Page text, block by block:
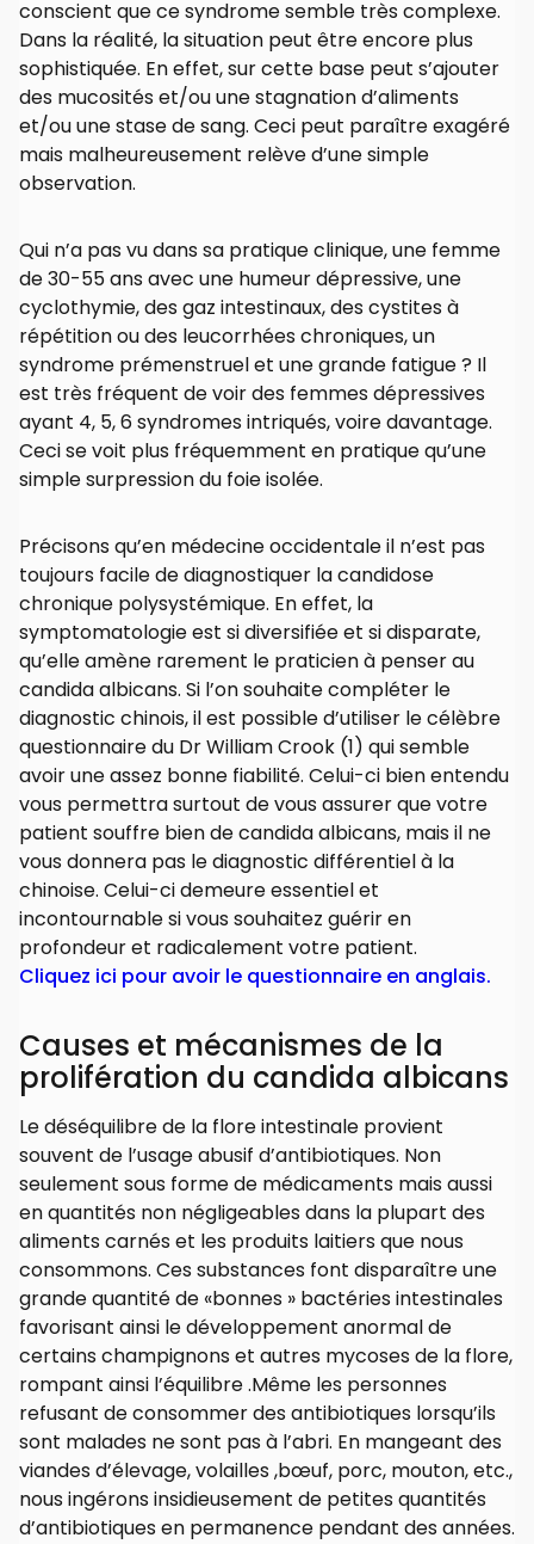
conscient que ce syndrome semble très complexe.
Dans la réalité, la situation peut être encore plus
sophistiquée. En effet, sur cette base peut s’ajouter
des mucosités et/ou une stagnation d’aliments
et/ou une stase de sang. Ceci peut paraître exagéré
mais malheureusement relève d’une simple
observation.
Qui n’a pas vu dans sa pratique clinique, une femme
de 30-55 ans avec une humeur dépressive, une
cyclothymie, des gaz intestinaux, des cystites à
répétition ou des leucorrhées chroniques, un
syndrome prémenstruel et une grande fatigue ? Il
est très fréquent de voir des femmes dépressives
ayant 4, 5, 6 syndromes intriqués, voire davantage.
Ceci se voit plus fréquemment en pratique qu’une
simple surpression du foie isolée.
Précisons qu’en médecine occidentale il n’est pas
toujours facile de diagnostiquer la candidose
chronique polysystémique. En effet, la
symptomatologie est si diversifiée et si disparate,
qu’elle amène rarement le praticien à penser au
candida albicans. Si l’on souhaite compléter le
diagnostic chinois, il est possible d’utiliser le célèbre
questionnaire du Dr William Crook (1) qui semble
avoir une assez bonne fiabilité. Celui-ci bien entendu
vous permettra surtout de vous assurer que votre
patient souffre bien de candida albicans, mais il ne
vous donnera pas le diagnostic différentiel à la
chinoise. Celui-ci demeure essentiel et
incontournable si vous souhaitez guérir en
profondeur et radicalement votre patient.
Cliquez ici pour avoir le questionnaire en anglais.
Causes et mécanismes de la
prolifération du candida albicans
Le déséquilibre de la flore intestinale provient
souvent de l’usage abusif d’antibiotiques. Non
seulement sous forme de médicaments mais aussi
en quantités non négligeables dans la plupart des
aliments carnés et les produits laitiers que nous
consommons. Ces substances font disparaître une
grande quantité de «bonnes » bactéries intestinales
favorisant ainsi le développement anormal de
certains champignons et autres mycoses de la flore,
rompant ainsi l’équilibre .Même les personnes
refusant de consommer des antibiotiques lorsqu’ils
sont malades ne sont pas à l’abri. En mangeant des
viandes d’élevage, volailles ,bœuf, porc, mouton, etc.,
nous ingérons insidieusement de petites quantités
d’antibiotiques en permanence pendant des années.